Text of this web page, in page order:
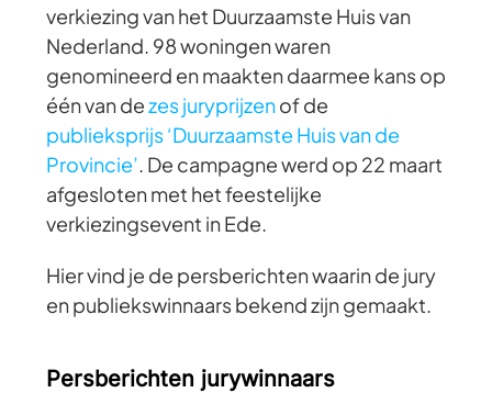
verkiezing van het Duurzaamste Huis van
Nederland. 98 woningen waren
genomineerd en maakten daarmee kans op
één van dezes juryprijzenof de
publieksprijs ‘Duurzaamste Huis van de
Provincie’. De campagne werd op 22 maart
afgesloten met het feestelijke
verkiezingsevent in Ede.
Hier vind je de persberichten waarin de jury
en publiekswinnaars bekend zijn gemaakt.
Persberichten jurywinnaars